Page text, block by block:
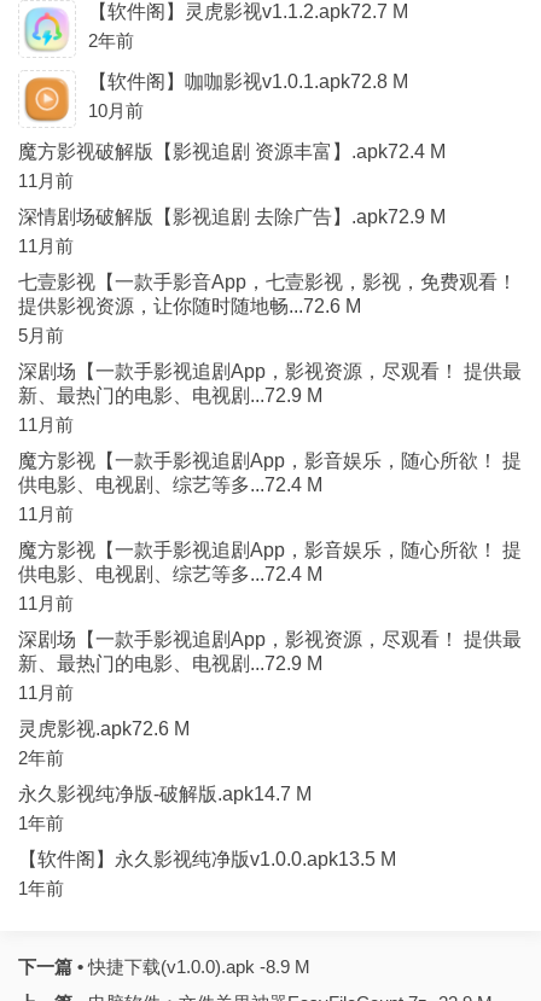
【软件阁】灵虎影视v1.1.2.apk72.7 M
2年前
【软件阁】咖咖影视v1.0.1.apk72.8 M
10月前
魔方影视破解版【影视追剧 资源丰富】.apk72.4 M
11月前
深情剧场破解版【影视追剧 去除广告】.apk72.9 M
11月前
七壹影视【一款手影音App，七壹影视，影视，免费观看！
提供影视资源，让你随时随地畅...72.6 M
5月前
深剧场【一款手影视追剧App，影视资源，尽观看！ 提供最
新、最热门的电影、电视剧...72.9 M
11月前
魔方影视【一款手影视追剧App，影音娱乐，随心所欲！ 提
供电影、电视剧、综艺等多...72.4 M
11月前
魔方影视【一款手影视追剧App，影音娱乐，随心所欲！ 提
供电影、电视剧、综艺等多...72.4 M
11月前
深剧场【一款手影视追剧App，影视资源，尽观看！ 提供最
新、最热门的电影、电视剧...72.9 M
11月前
灵虎影视.apk72.6 M
2年前
永久影视纯净版-破解版.apk14.7 M
1年前
【软件阁】永久影视纯净版v1.0.0.apk13.5 M
1年前
下一篇 •快捷下载(v1.0.0).apk -8.9 M